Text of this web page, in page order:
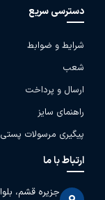
دسترسی سریع
شرایط و ضوابط
شعب
ارسال و پرداخت
راهنمای سایز
پیگیری مرسولات پستی
ارتباط با ما
جزیره قشم،